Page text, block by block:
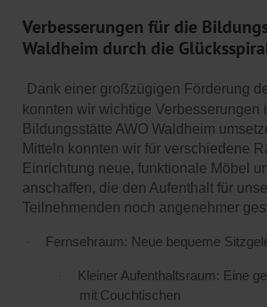
Verbesserungen für die
Waldheim durch die
Dank einer großzügigen Förderung
konnten wir wichtige Verbesserungen
Bildungsstätte AWO Waldheim
Mitteln konnten wir für verschiedene
Einrichtung neue, funktionale Möbel
anschaffen, die den Aufenthalt für
Teilnehmenden noch angenehmer
· Fernsehraum: Neue bequeme
·
Kleiner Aufenthaltsraum: Eine
mit Couchtischen